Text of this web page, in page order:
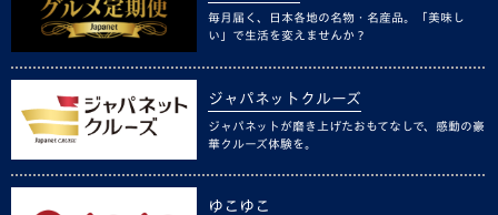
毎月届く、日本各地の名物・名産品。「美味し
い」で生活を変えませんか？
ジャパネットクルーズ
ジャパネットが磨き上げたおもてなしで、感動の豪
華クルーズ体験を。
ゆこゆこ